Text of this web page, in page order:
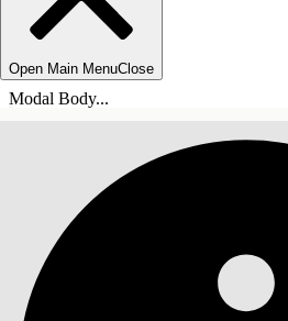
Open Main MenuClose
Modal Body...
СОДЕРЖАНИЕ